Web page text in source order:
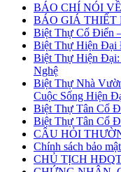
BÁO CHÍ NÓI
BÁO GIÁ THIẾT
Biệt Thự Cổ Điển
Biệt Thự Hiện Đại
Biệt Thự Hiện Đại:
Nghệ
Biệt Thự Nhà
Cuộc Sống Hiện
Biệt Thự Tân Cổ
Biệt Thự Tân Cổ
CÂU HỎI
Chính sách bảo
CHỦ TỊCH